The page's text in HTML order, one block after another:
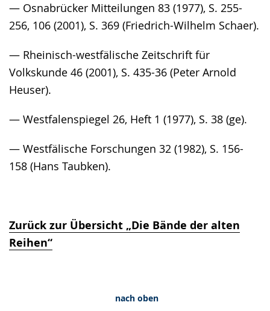
— Osnabrücker Mitteilungen 83 (1977), S. 255-
256, 106 (2001), S. 369 (Friedrich-Wilhelm Schaer).
— Rheinisch-westfälische Zeitschrift für
Volkskunde 46 (2001), S. 435-36 (Peter Arnold
Heuser).
— Westfalenspiegel 26, Heft 1 (1977), S. 38 (ge).
— Westfälische Forschungen 32 (1982), S. 156-
158 (Hans Taubken).
Zurück zur Übersicht „Die Bände der alten
Reihen“
nach oben